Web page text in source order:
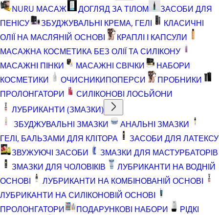
NURU МАСАЖ
ДОГЛЯД ЗА ТІЛОМ
ЗАСОБИ ДЛЯ
ПЕНІСУ
ЗБУДЖУВАЛЬНІ КРЕМА, ГЕЛІ
КЛАСИЧНІ
ОЛІЇ НА МАСЛЯНІЙ ОСНОВІ
КРАПЛІ І КАПСУЛИ
МАСАЖНА КОСМЕТИКА БЕЗ ОЛІЇ ТА СИЛІКОНУ
МАСАЖНІ ПІНКИ
МАСАЖНІ СВІЧКИ
НАБОРИ
КОСМЕТИКИ
ОЧИСНИКИПОПЕРСИ
ПРОБНИКИ
ПРОЛОНГАТОРИ
СИЛІКОНОВІ ЛОСЬЙОНИ
ЛУБРИКАНТИ (ЗМАЗКИ)
ЗБУДЖУВАЛЬНІ ЗМАЗКИ
АНАЛЬНІ ЗМАЗКИ
ГЕЛІ, БАЛЬЗАМИ ДЛЯ КЛІТОРА
ЗАСОБИ ДЛЯ ЛАТЕКСУ
ЗВУЖУЮЧІ ЗАСОБИ
ЗМАЗКИ ДЛЯ МАСТУРБАТОРІВ
ЗМАЗКИ ДЛЯ ЧОЛОВІКІВ
ЛУБРИКАНТИ НА ВОДНІЙ
ОСНОВІ
ЛУБРИКАНТИ НА КОМБІНОВАНІЙ ОСНОВІ
ЛУБРИКАНТИ НА СИЛІКОНОВІЙ ОСНОВІ
ПРОЛОНГАТОРИ
ПОДАРУНКОВІ НАБОРИ
РІДКІ